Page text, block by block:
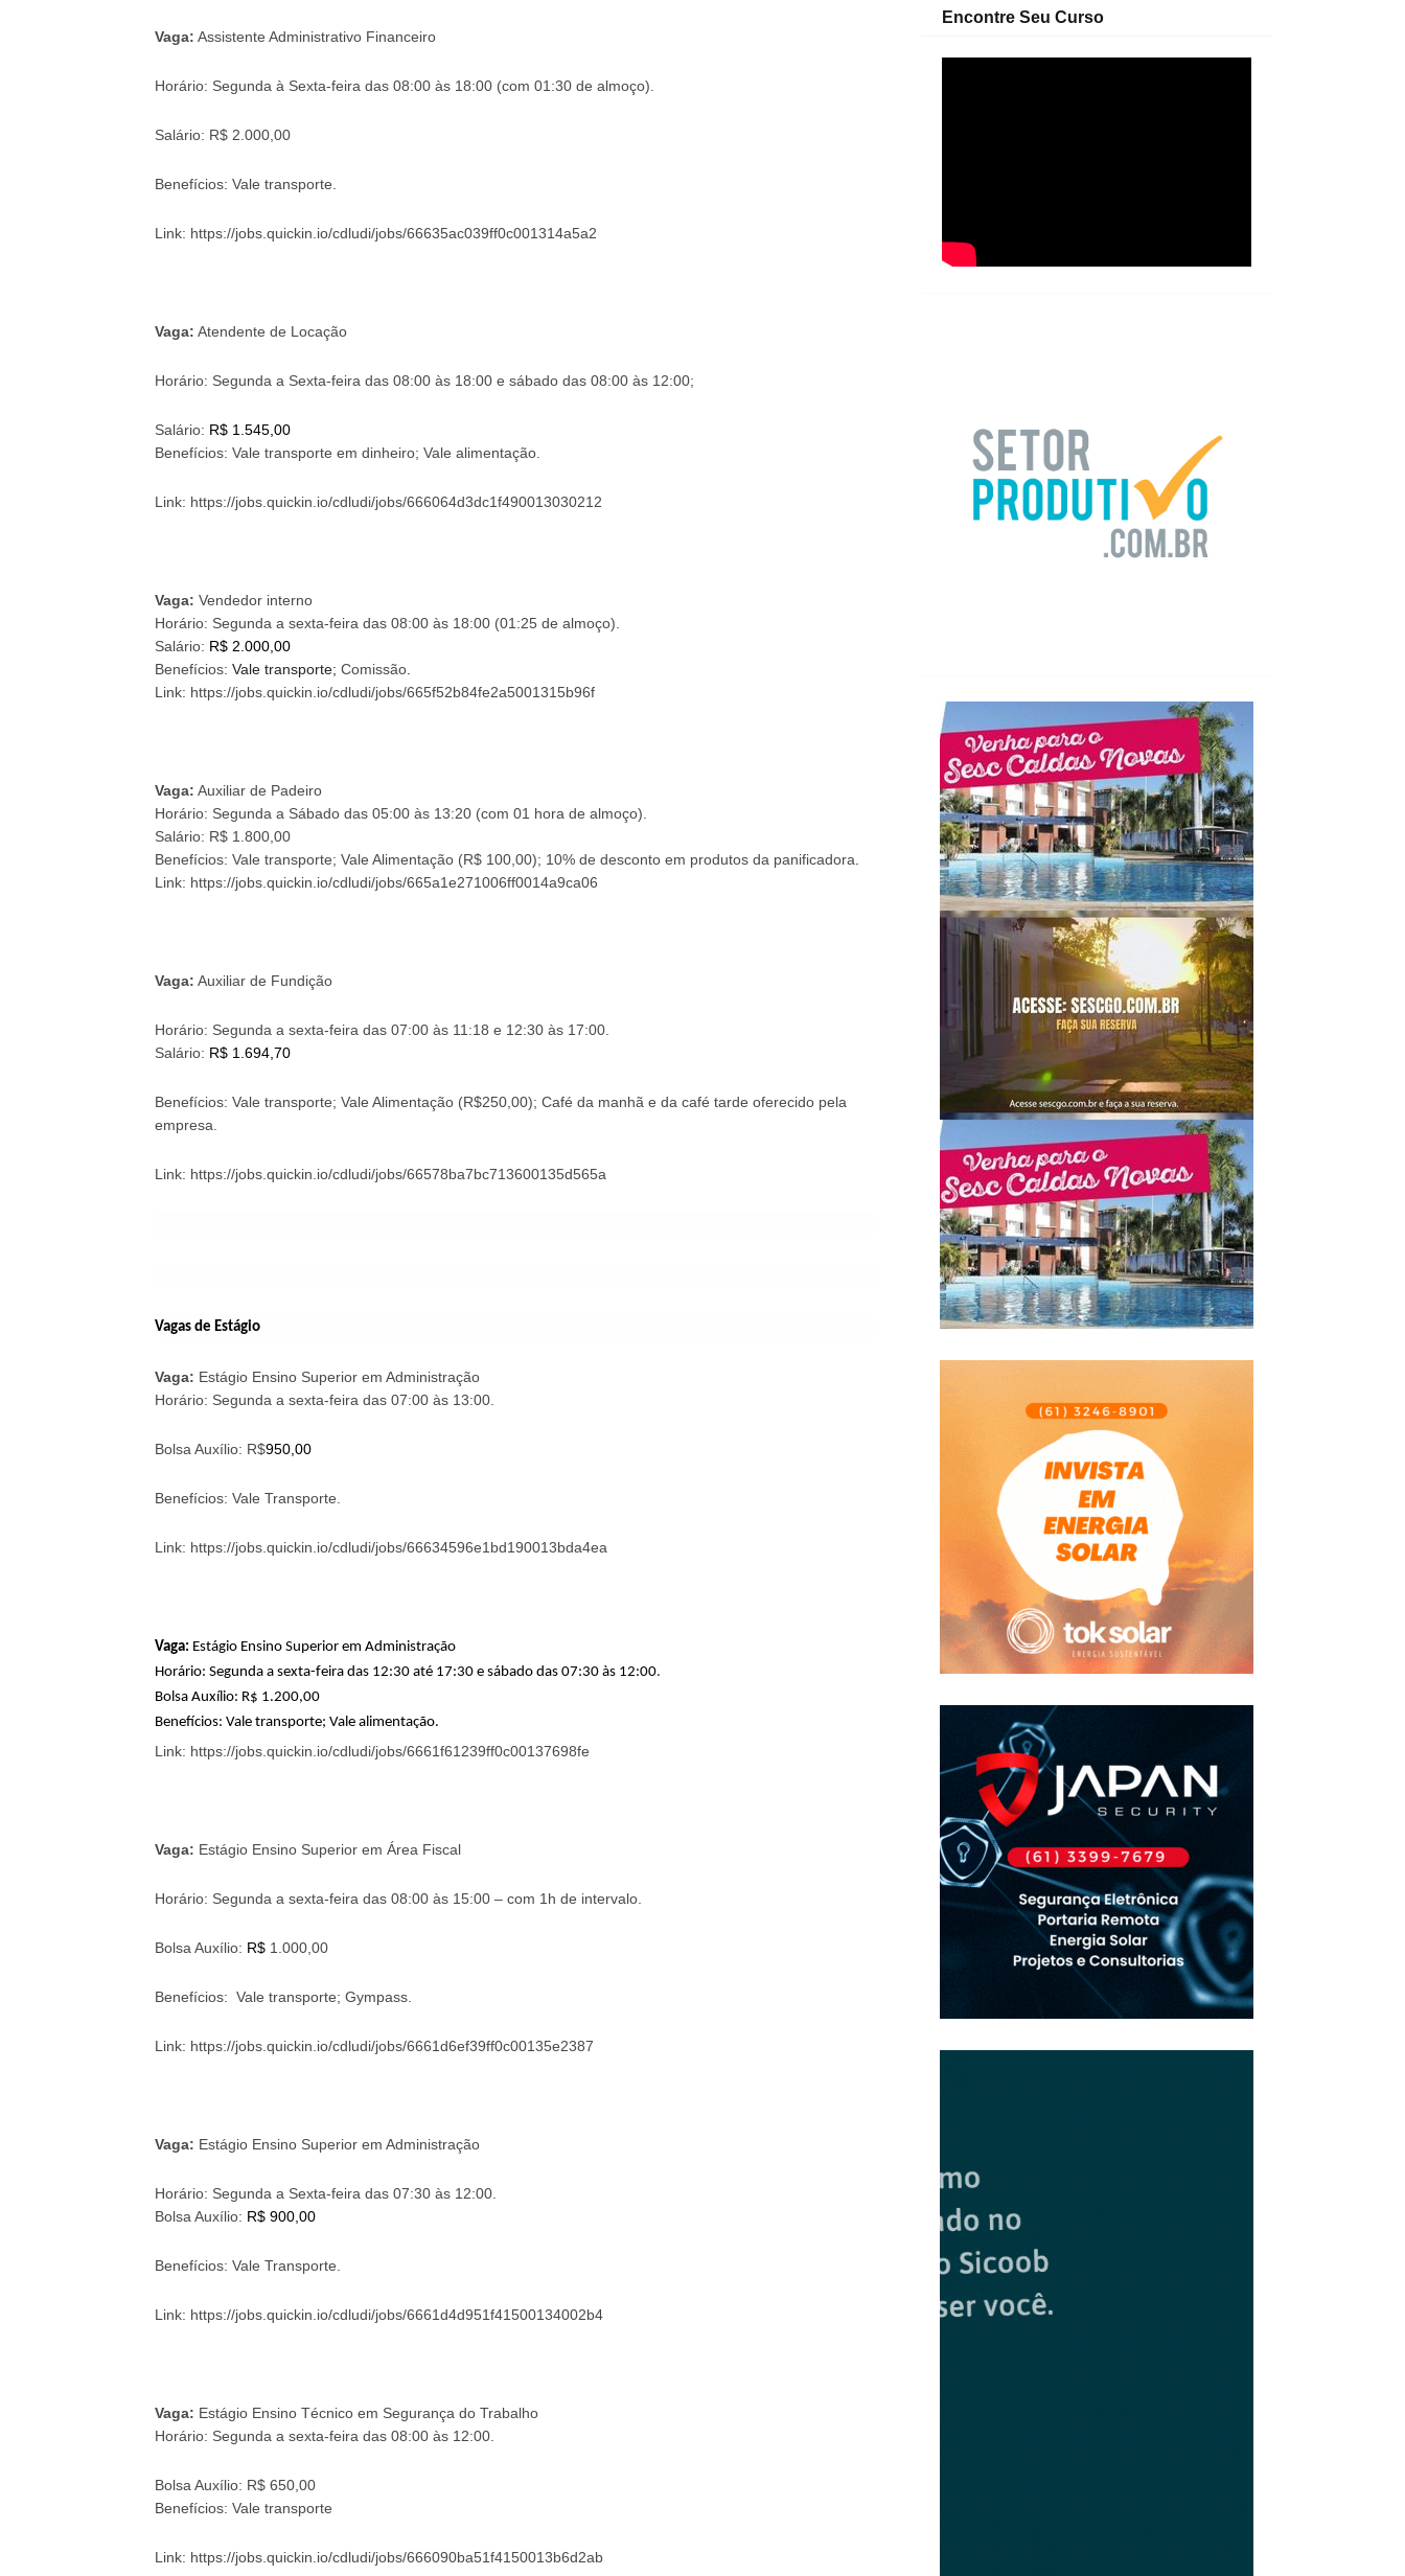
Vaga: Assistente Administrativo Financeiro
Horário: Segunda à Sexta-feira das 08:00 às 18:00 (com 01:30 de almoço)
Salário: R$ 2.000,00
Benefícios: Vale transporte.
Link: https://jobs.quickin.io/cdludi/jobs/66635ac039ff0c001314a5a2
Vaga: Atendente de Locação
Horário: Segunda a Sexta-feira das 08:00 às 18:00 e sábado das 08:00 às 12:00;
Salário: R$ 1.545,00
Benefícios: Vale transporte em dinheiro; Vale alimentação.
Link: https://jobs.quickin.io/cdludi/jobs/666064d3dc1f490013030212
Vaga: Vendedor interno
Horário: Segunda a sexta-feira das 08:00 às 18:00 (01:25 de almoço)
Salário: R$ 2.000,00
Benefícios: Vale transporte; Comissão.
Link: https://jobs.quickin.io/cdludi/jobs/665f52b84fe2a5001315b96f
Vaga: Auxiliar de Padeiro
Horário: Segunda a Sábado das 05:00 às 13:20 (com 01 hora de almoço)
Salário: R$ 1.800,00
Benefícios: Vale transporte; Vale Alimentação (R$ 100,00); 10% de desconto em produtos da panificadora
Link: https://jobs.quickin.io/cdludi/jobs/665a1e271006ff0014a9ca06
Vaga: Auxiliar de Fundição
Horário: Segunda a sexta-feira das 07:00 às 11:18 e 12:30 às 17:00.
Salário: R$ 1.694,70
Benefícios: Vale transporte; Vale Alimentação (R$250,00); Café da manhã e da café tarde oferecido pela
empresa
Link: https://jobs.quickin.io/cdludi/jobs/66578ba7bc713600135d565a
Vagas de Estágio
Vaga: Estágio Ensino Superior em Administração
Horário: Segunda a sexta-feira das 07:00 às 13:00.
Bolsa Auxílio: R$950,00
Benefícios: Vale Transporte.
Link: https://jobs.quickin.io/cdludi/jobs/66634596e1bd190013bda4ea
Vaga: Estágio Ensino Superior em Administração
Horário: Segunda a sexta-feira das 12:30 até 17:30 e sábado das 07:30 às 12:00.
Bolsa Auxílio: R$ 1.200,00
Benefícios: Vale transporte; Vale alimentação.
Link: https://jobs.quickin.io/cdludi/jobs/6661f61239ff0c00137698fe
Vaga: Estágio Ensino Superior em Área Fiscal
Horário: Segunda a sexta-feira das 08:00 às 15:00 – com 1h de intervalo.
Bolsa Auxílio: R$ 1.000,00
Benefícios: Vale transporte; Gympass.
Link: https://jobs.quickin.io/cdludi/jobs/6661d6ef39ff0c00135e2387
Vaga: Estágio Ensino Superior em Administração
Horário: Segunda a Sexta-feira das 07:30 às 12:00.
Bolsa Auxílio: R$ 900,00
Benefícios: Vale Transporte.
Link: https://jobs.quickin.io/cdludi/jobs/6661d4d951f41500134002b4
Vaga: Estágio Ensino Técnico em Segurança do Trabalho
Horário: Segunda a sexta-feira das 08:00 às 12:00.
Bolsa Auxílio: R$ 650,00
Benefícios: Vale transporte
Link: https://jobs.quickin.io/cdludi/jobs/666090ba51f4150013b6d2ab
Encontre Seu Curso